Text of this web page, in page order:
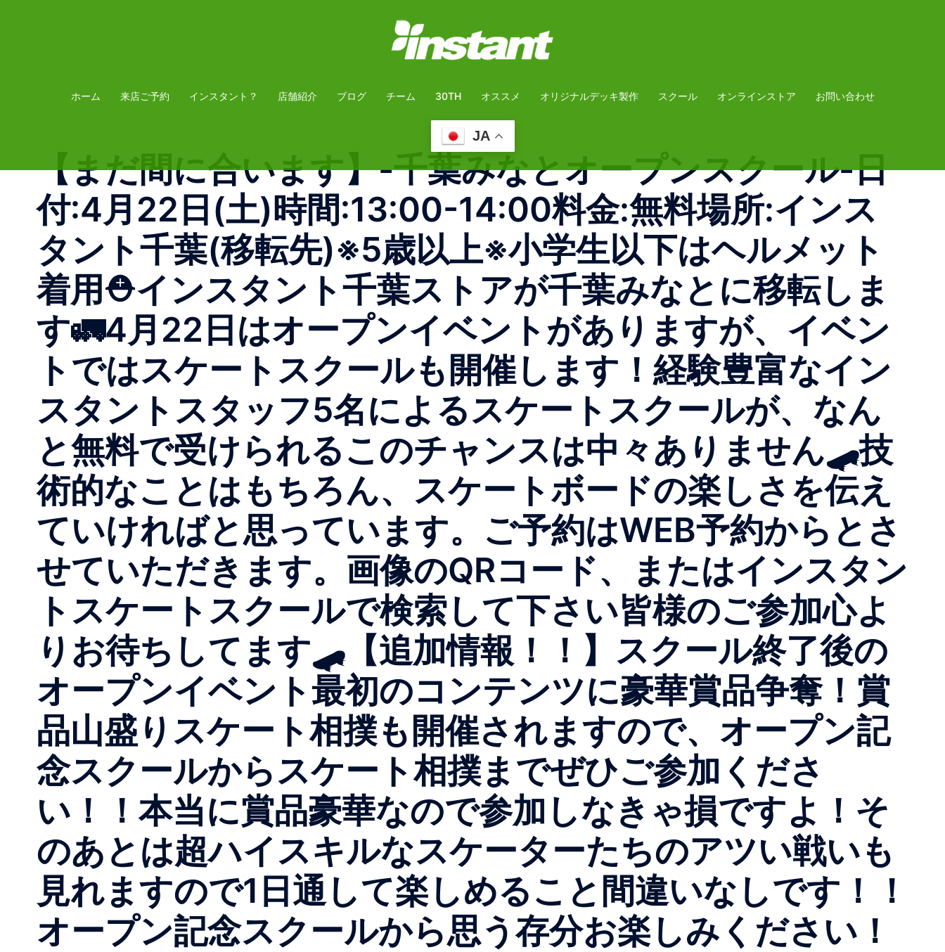
ホーム 来店ご予約 インスタント？ 店舗紹介 ブログ チーム 30TH オススメ オリジナルデッキ製作 スクール オンラインストア お問い合わせ
JA
【まだ間に合います️️】-千葉みなとオープンスクール-日
付:4月22日(土)時間:13:00-14:00料金:無料場所:インス
タント千葉(移転先)※5歳以上※小学生以下はヘルメット
着用⛑インスタント千葉ストアが千葉みなとに移転しま
す🚛4月22日はオープンイベントがありますが、イベン
トではスケートスクールも開催します！経験豊富なイン
スタントスタッフ5名によるスケートスクールが、なん
と️無料️で受けられるこのチャンスは中々ありません🛹技
術的なことはもちろん、スケートボードの楽しさを伝え
ていければと思っています。ご予約はWEB予約からとさ
せていただきます。画像のQRコード、またはインスタン
トスケートスクールで検索して下さい皆様のご参加心よ
りお待ちしてます🛹【追加情報！！】スクール終了後の
オープンイベント最初のコンテンツに豪華賞品争奪！賞
品山盛りスケート相撲も開催されますので、オープン記
念スクールからスケート相撲までぜひご参加くださ
い！！本当に賞品豪華なので参加しなきゃ損ですよ！そ
のあとは超ハイスキルなスケーターたちのアツい戦いも
見れますので1日通して楽しめること間違いなしです！！
オープン記念スクールから思う存分お楽しみください！